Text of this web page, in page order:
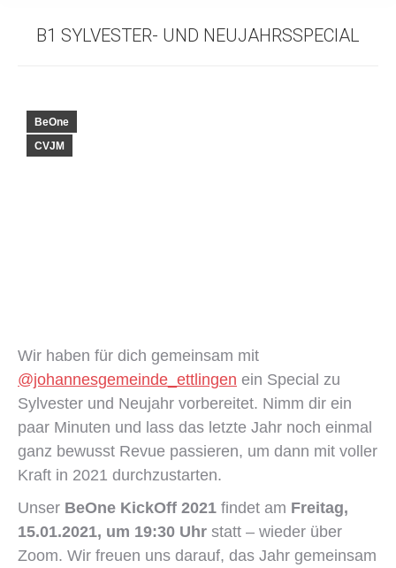
B1 SYLVESTER- UND NEUJAHRSSPECIAL
BeOne
CVJM
Wir haben für dich gemeinsam mit
@johannesgemeinde_ettlingen ein Special zu
Sylvester und Neujahr vorbereitet. Nimm dir ein
paar Minuten und lass das letzte Jahr noch einmal
ganz bewusst Revue passieren, um dann mit voller
Kraft in 2021 durchzustarten.
Unser BeOne KickOff 2021 findet am Freitag,
15.01.2021, um 19:30 Uhr statt – wieder über
Zoom. Wir freuen uns darauf, das Jahr gemeinsam